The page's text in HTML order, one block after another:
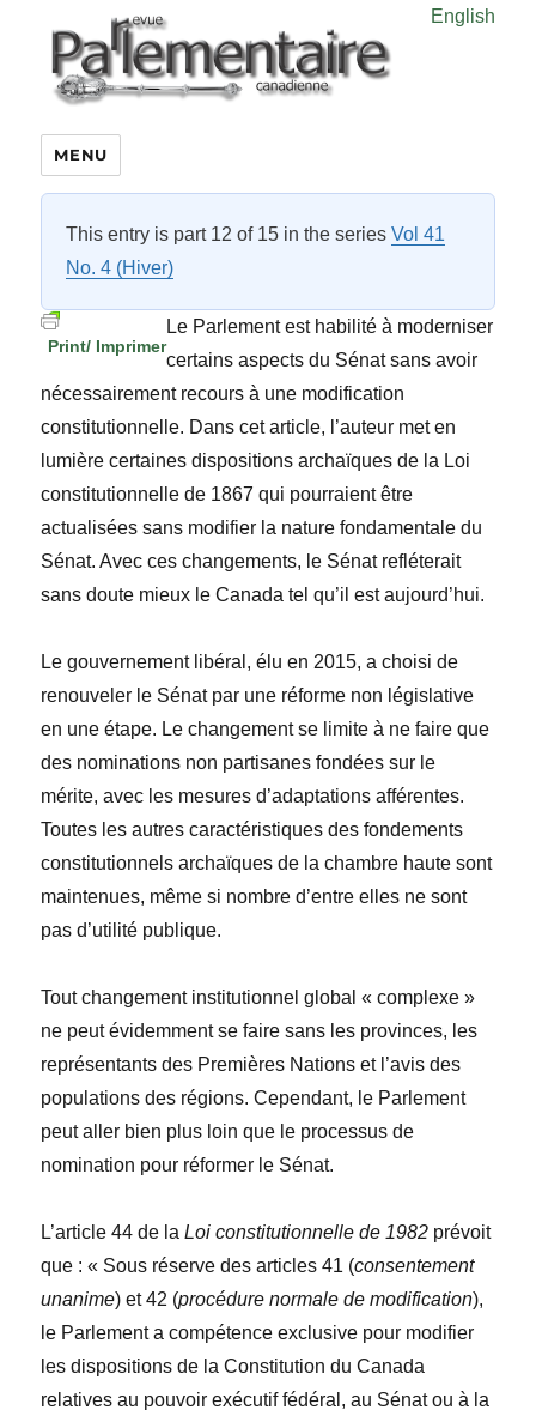
English
MENU
This entry is part 12 of 15 in the seriesVol 41
No. 4 (Hiver)
Print/ Imprimer
Le Parlement est habilité à moderniser
certains aspects du Sénat sans avoir
nécessairement recours à une modification
constitutionnelle. Dans cet article, l’auteur met en
lumière certaines dispositions archaïques de la Loi
constitutionnelle de 1867 qui pourraient être
actualisées sans modifier la nature fondamentale du
Sénat. Avec ces changements, le Sénat refléterait
sans doute mieux le Canada tel qu’il est aujourd’hui.
Le gouvernement libéral, élu en 2015, a choisi de
renouveler le Sénat par une réforme non législative
en une étape. Le changement se limite à ne faire que
des nominations non partisanes fondées sur le
mérite, avec les mesures d’adaptations afférentes.
Toutes les autres caractéristiques des fondements
constitutionnels archaïques de la chambre haute sont
maintenues, même si nombre d’entre elles ne sont
pas d’utilité publique.
Tout changement institutionnel global « complexe »
ne peut évidemment se faire sans les provinces, les
représentants des Premières Nations et l’avis des
populations des régions. Cependant, le Parlement
peut aller bien plus loin que le processus de
nomination pour réformer le Sénat.
L’article 44 de laLoi constitutionnelle de 1982 prévoit
que : « Sous réserve des articles 41 (consentement
unanime) et 42 (procédure normale de modification),
le Parlement a compétence exclusive pour modifier
les dispositions de la Constitution du Canada
relatives au pouvoir exécutif fédéral, au Sénat ou à la